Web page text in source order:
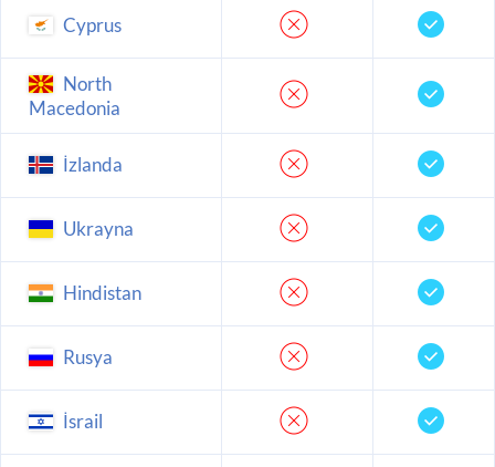
Cyprus
North
Macedonia
İzlanda
Ukrayna
Hindistan
Rusya
İsrail